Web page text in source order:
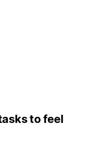
to feel